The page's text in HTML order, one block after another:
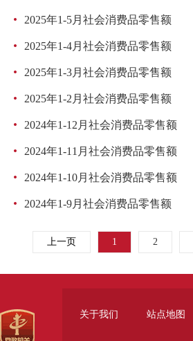
2025年1-5月社会消费品零售额
2025年1-4月社会消费品零售额
2025年1-3月社会消费品零售额
2025年1-2月社会消费品零售额
2024年1-12月社会消费品零售额
2024年1-11月社会消费品零售额
2024年1-10月社会消费品零售额
2024年1-9月社会消费品零售额
上一页 1 2
关于我们 站点地图